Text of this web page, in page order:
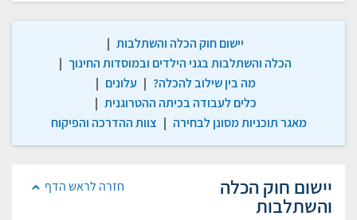
יישום חוק הכלה והשתלבות |
הכלה והשתלבות בגני הילדים ובמוסדות החינוך |
מה בין שילוב להכלה? | עלונים |
כלים לעבודה בכיתה ההטרוגנית |
מאגר תוכניות מסונן לבחירה | צוות ההדרכה והפיקוח
חזרה לראש הדף יישום חוק הכלה
והשתלבות